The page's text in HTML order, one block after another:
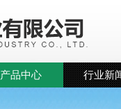
产品中心 行业新